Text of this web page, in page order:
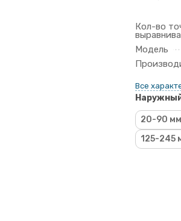
Кол-во
Модель
Все
20-90 мм
125-245